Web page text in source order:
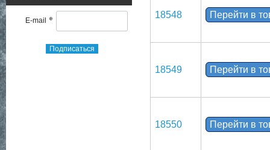
E-mail *
Подписаться
18548 Перейти в
18549 Перейти в
18550 Перейти в